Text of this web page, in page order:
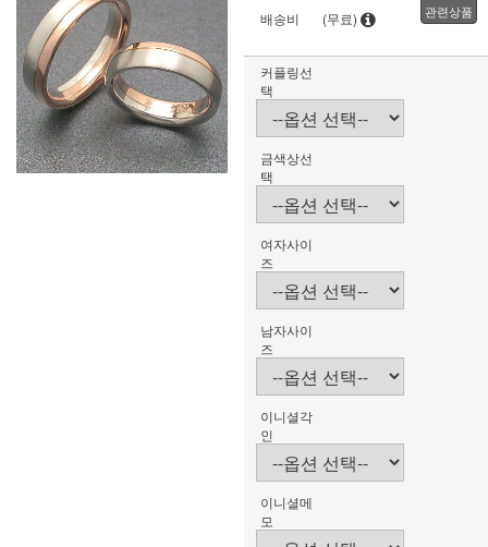
배송비
(무료) 관련상품
커플링선
택
금색상선
택
여자사이
즈
남자사이
즈
이니셜각
인
이니셜메
모